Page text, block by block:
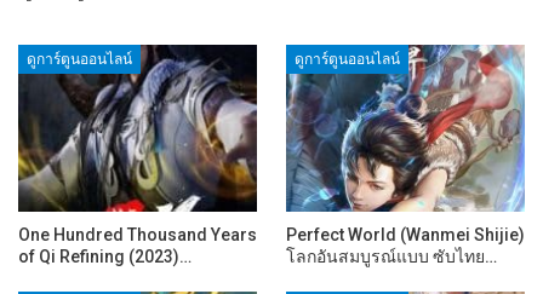
ดูการ์ตูนออนไลน์
One Hundred Thousand Years
of Qi Refining (2023)…
ดูการ์ตูนออนไลน์
Perfect World (Wanmei Shijie)
โลกอันสมบูรณ์แบบ ซับไทย…